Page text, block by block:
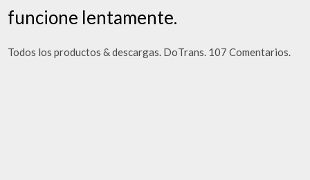
funcione lentamente.
Todos los productos & descargas. DoTrans. 107 Comentarios.